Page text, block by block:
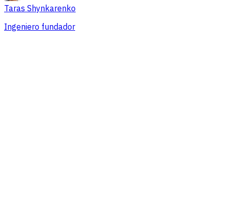
Taras Shynkarenko
Ingeniero fundador
Resumen Problemas de sesión